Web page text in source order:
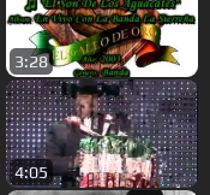
3:28
4:05